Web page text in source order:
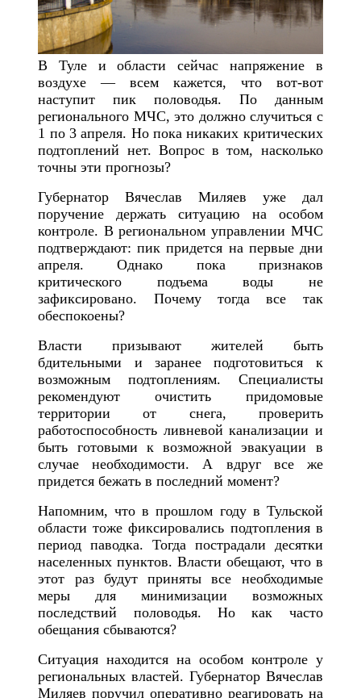
В Туле и области сейчас напряжение в
воздухе — всем кажется, что вот-вот
наступит пик половодья. По данным
регионального МЧС, это должно случиться с
1 по 3 апреля. Но пока никаких критических
подтоплений нет. Вопрос в том, насколько
точны эти прогнозы?
Губернатор Вячеслав Миляев уже дал
поручение держать ситуацию на особом
контроле. В региональном управлении МЧС
подтверждают: пик придется на первые дни
апреля. Однако пока признаков
критического подъема воды не
зафиксировано. Почему тогда все так
обеспокоены?
Власти призывают жителей быть
бдительными и заранее подготовиться к
возможным подтоплениям. Специалисты
рекомендуют очистить придомовые
территории от снега, проверить
работоспособность ливневой канализации и
быть готовыми к возможной эвакуации в
случае необходимости. А вдруг все же
придется бежать в последний момент?
Напомним, что в прошлом году в Тульской
области тоже фиксировались подтопления в
период паводка. Тогда пострадали десятки
населенных пунктов. Власти обещают, что в
этот раз будут приняты все необходимые
меры для минимизации возможных
последствий половодья. Но как часто
обещания сбываются?
Ситуация находится на особом контроле у
региональных властей. Губернатор Вячеслав
Миляев поручил оперативно реагировать на